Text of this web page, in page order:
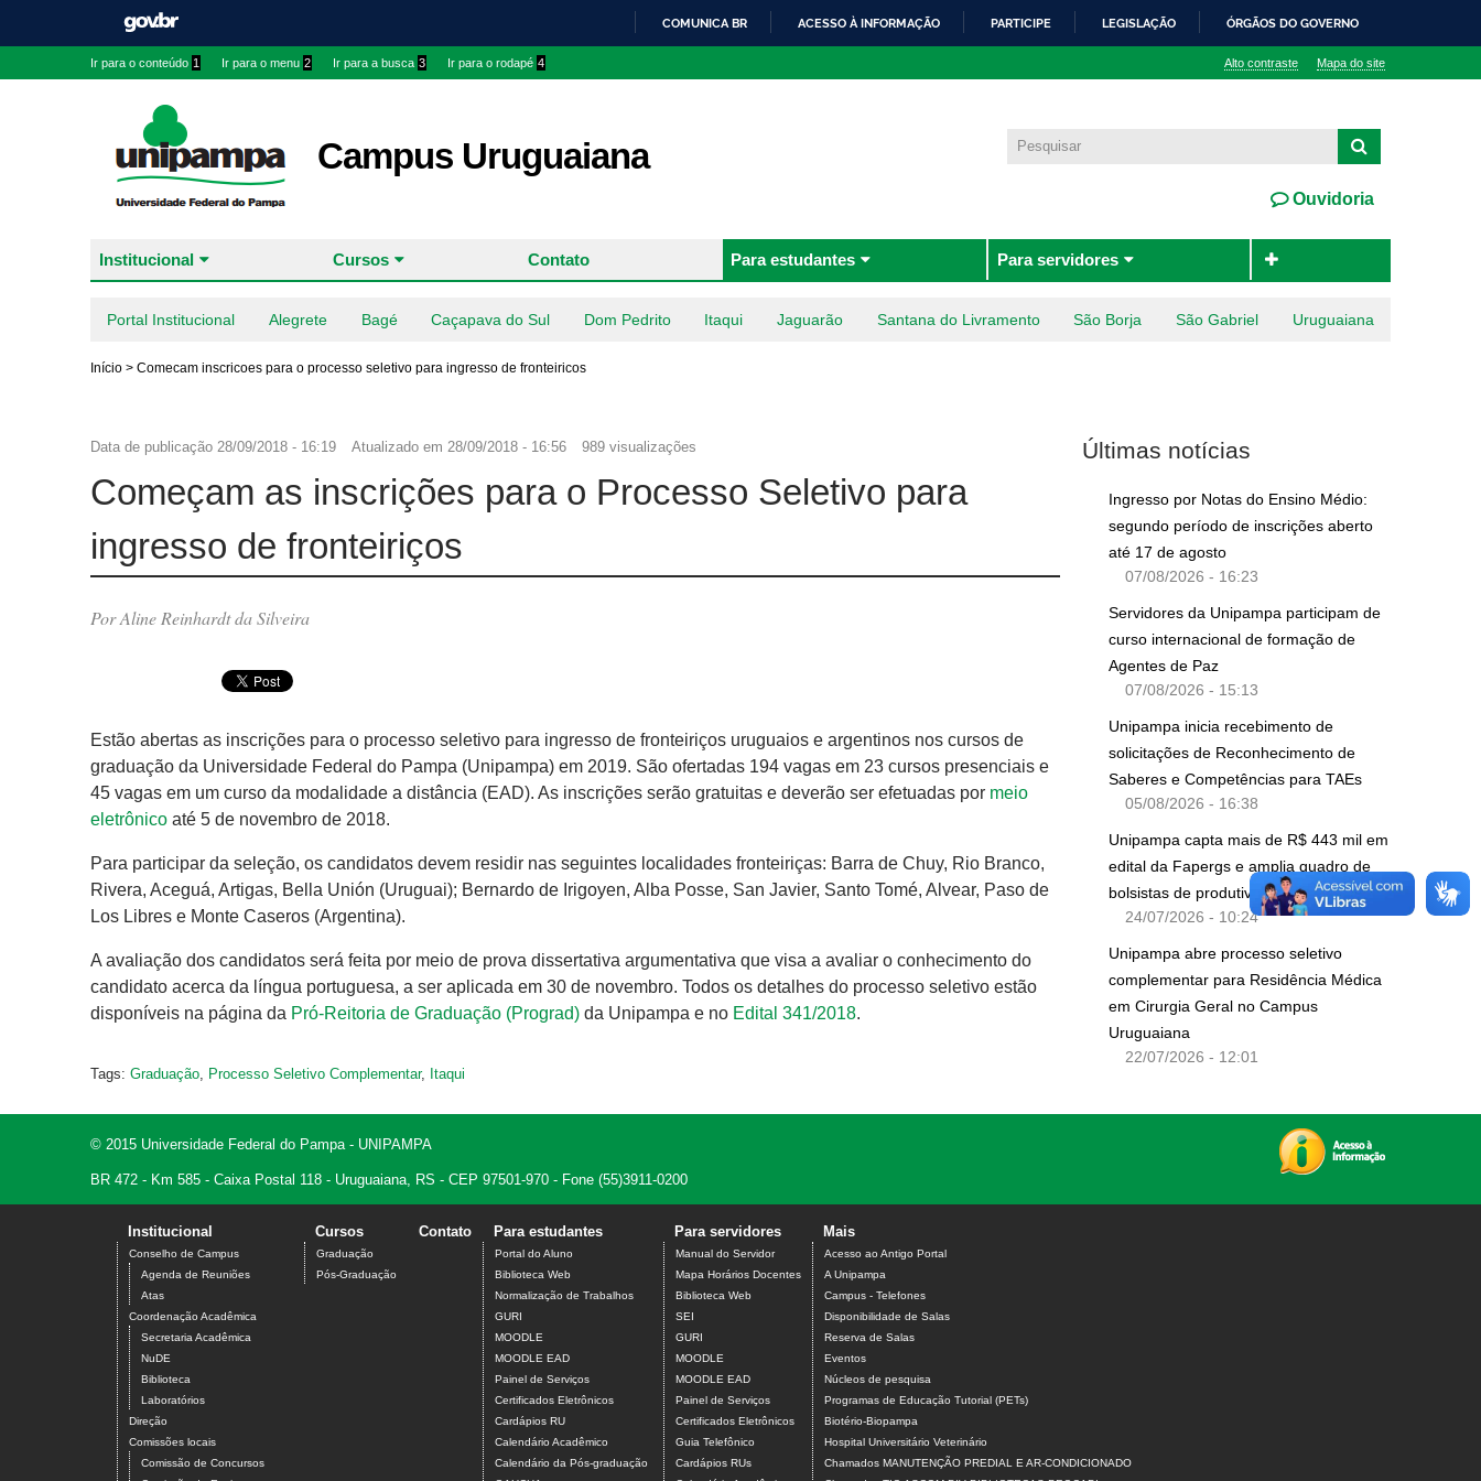
COMUNICA BR ACESSO À INFORMAÇÃO PARTICIPE LEGISLAÇÃO ÓRGÃOS DO GOVERNO
Ir para o conteúdo 1 Ir para o menu 2 Ir para a busca 3 Ir para o rodapé 4 Alto contraste Mapa do site
Campus Uruguaiana
Ouvidoria
Institucional Cursos Contato Para estudantes Para servidores
Portal Institucional Alegrete Bagé Caçapava do Sul Dom Pedrito Itaqui Jaguarão Santana do Livramento São Borja São Gabriel Uruguaiana
Início > Comecam inscricoes para o processo seletivo para ingresso de fronteiricos
Data de publicação 28/09/2018 - 16:19 Atualizado em 28/09/2018 - 16:56 989 visualizações
Começam as inscrições para o Processo Seletivo para
ingresso de fronteiriços
Por Aline Reinhardt da Silveira
Estão abertas as inscrições para o processo seletivo para ingresso de fronteiriços uruguaios e argentinos nos cursos de
graduação da Universidade Federal do Pampa (Unipampa) em 2019. São ofertadas 194 vagas em 23 cursos presenciais e
45 vagas em um curso da modalidade a distância (EAD). As inscrições serão gratuitas e deverão ser efetuadas por meio
eletrônico até 5 de novembro de 2018.
Para participar da seleção, os candidatos devem residir nas seguintes localidades fronteiriças: Barra de Chuy, Rio Branco,
Rivera, Aceguá, Artigas, Bella Unión (Uruguai); Bernardo de Irigoyen, Alba Posse, San Javier, Santo Tomé, Alvear, Paso de
Los Libres e Monte Caseros (Argentina).
A avaliação dos candidatos será feita por meio de prova dissertativa argumentativa que visa a avaliar o conhecimento do
candidato acerca da língua portuguesa, a ser aplicada em 30 de novembro. Todos os detalhes do processo seletivo estão
disponíveis na página da Pró-Reitoria de Graduação (Prograd) da Unipampa e no Edital 341/2018.
Tags: Graduação Processo Seletivo Complementar, Itaqui
Últimas notícias
Ingresso por Notas do Ensino Médio:
segundo período de inscrições aberto
até 17 de agosto
07/08/2026 - 16:23
Servidores da Unipampa participam de
curso internacional de formação de
Agentes de Paz
07/08/2026 - 15:13
Unipampa inicia recebimento de
solicitações de Reconhecimento de
Saberes e Competências para TAEs
05/08/2026 - 16:38
Unipampa capta mais de R$ 443 mil em
edital da Fapergs e amplia quadro de
bolsistas de produtividade do CNPq
24/07/2026 - 10:24
Unipampa abre processo seletivo
complementar para Residência Médica
em Cirurgia Geral no Campus
Uruguaiana
22/07/2026 - 12:01
© 2015 Universidade Federal do Pampa - UNIPAMPA
BR 472 - Km 585 - Caixa Postal 118 - Uruguaiana, RS - CEP 97501-970 - Fone (55)3911-0200
Institucional
Conselho de Campus
Agenda de Reuniões
Atas
Coordenação Acadêmica
Secretaria Acadêmica
NuDE
Biblioteca
Laboratórios
Direção
Comissões locais
Comissão de Concursos
Cursos
Graduação
Pós-Graduação
Contato Para estudantes
Portal do Aluno
Biblioteca Web
Normalização de Trabalhos
GURI
MOODLE
MOODLE EAD
Painel de Serviços
Certificados Eletrônicos
Cardápios RU
Calendário Acadêmico
Calendário da Pós-graduação
Para servidores
Manual do Servidor
Mapa Horários Docentes
Biblioteca Web
SEI
GURI
MOODLE
MOODLE EAD
Painel de Serviços
Certificados Eletrônicos
Guia Telefônico
Cardápios RUs
Mais
Acesso ao Antigo Portal
A Unipampa
Campus - Telefones
Disponibilidade de Salas
Reserva de Salas
Eventos
Núcleos de pesquisa
Programas de Educação Tutorial (PETs)
Biotério-Biopampa
Hospital Universitário Veterinário
Chamados MANUTENÇÃO PREDIAL E AR-CONDICIONADO